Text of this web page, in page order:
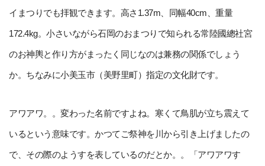
イまつりでも拝観できます。高さ1.37m、同幅40cm、重量
172.4kg。小さいながら石岡のおまつりで知られる常陸國總社宮
のお神輿と作り方がまったく同じなのは兼務の関係でしょう
か。ちなみに小美玉市（美野里町）指定の文化財です。
アワアワ。。変わった名前ですよね。寒くて鳥肌が立ち震えて
いるという意味です。かつてご祭神を川から引き上げましたの
で、その際のようすを表しているのだとか。。「アワアワす